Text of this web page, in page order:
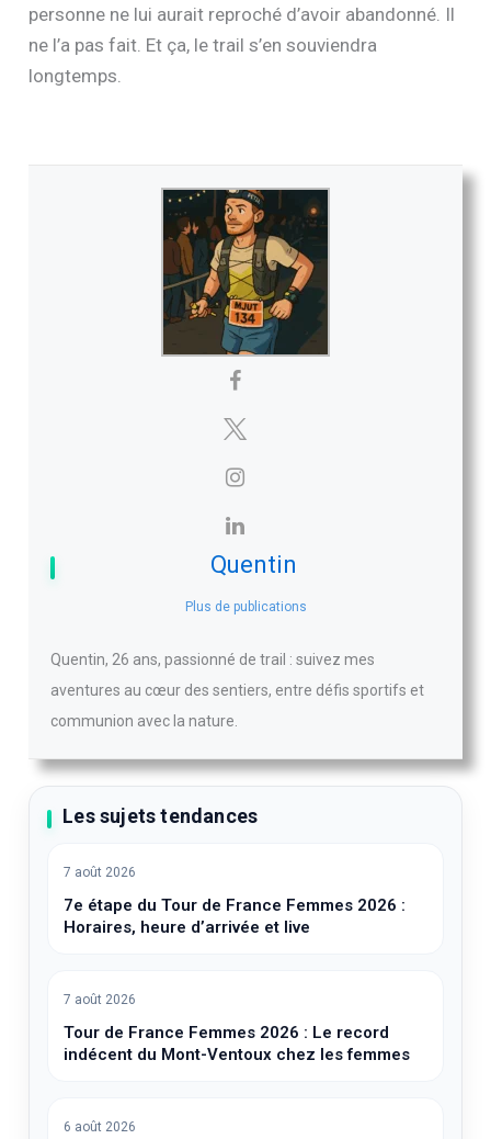
personne ne lui aurait reproché d’avoir abandonné. Il
ne l’a pas fait. Et ça, le trail s’en souviendra
longtemps.
Quentin
Plus de publications
Quentin, 26 ans, passionné de trail : suivez mes
aventures au cœur des sentiers, entre défis sportifs et
communion avec la nature.
Les sujets tendances
7 août 2026
7e étape du Tour de France Femmes 2026 :
Horaires, heure d’arrivée et live
7 août 2026
Tour de France Femmes 2026 : Le record
indécent du Mont-Ventoux chez les femmes
6 août 2026